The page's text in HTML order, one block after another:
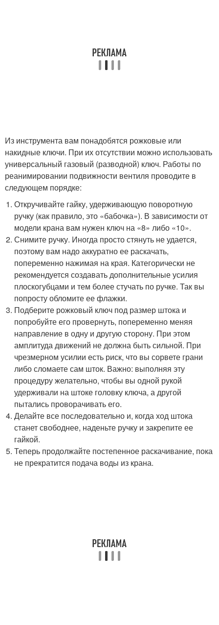
Из инструмента вам понадобятся рожковые или
накидные ключи. При их отсутствии можно использовать
универсальный газовый (разводной) ключ. Работы по
реанимировании подвижности вентиля проводите в
следующем порядке:
Откручивайте гайку, удерживающую поворотную
ручку (как правило, это «бабочка»). В зависимости от
модели крана вам нужен ключ на «8» либо «10».
Снимите ручку. Иногда просто стянуть не удается,
поэтому вам надо аккуратно ее раскачать,
попеременно нажимая на края. Категорически не
рекомендуется создавать дополнительные усилия
плоскогубцами и тем более стучать по ручке. Так вы
попросту обломите ее флажки.
Подберите рожковый ключ под размер штока и
попробуйте его провернуть, попеременно меняя
направление в одну и другую сторону. При этом
амплитуда движений не должна быть сильной. При
чрезмерном усилии есть риск, что вы сорвете грани
либо сломаете сам шток. Важно: выполняя эту
процедуру желательно, чтобы вы одной рукой
удерживали на штоке головку ключа, а другой
пытались проворачивать его.
Делайте все последовательно и, когда ход штока
станет свободнее, наденьте ручку и закрепите ее
гайкой.
Теперь продолжайте постепенное раскачивание, пока
не прекратится подача воды из крана.